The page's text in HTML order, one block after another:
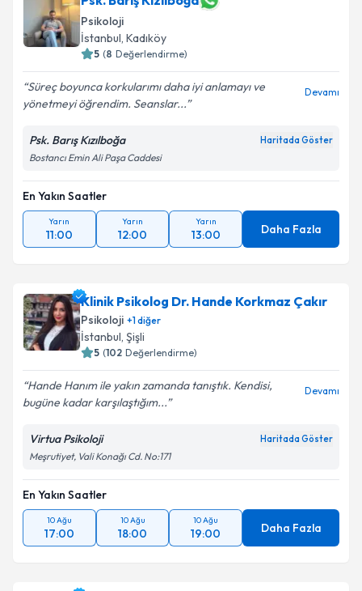
Psikoloji
İstanbul, Kadıköy
5 (8 Değerlendirme)
Süreç boyunca korkularımı daha iyi anlamayı ve
yönetmeyi öğrendim. Seanslar...
Devamı
Psk. Barış Kızılboğa Haritada Göster
Bostancı Emin Ali Paşa Caddesi
En Yakın Saatler
Yarın
11:00
Yarın
12:00
Yarın
13:00 Daha Fazla
Klinik Psikolog Dr. Hande Korkmaz Çakır
Psikoloji +1diğer
İstanbul, Şişli
5 (102 Değerlendirme)
Hande Hanım ile yakın zamanda tanıştık. Kendisi,
bugüne kadar karşılaştığım...
Devamı
Virtua Psikoloji Haritada Göster
Meşrutiyet, Vali Konağı Cd. No:171
En Yakın Saatler
10 Ağu
17:00
10 Ağu
18:00
10 Ağu
19:00 Daha Fazla